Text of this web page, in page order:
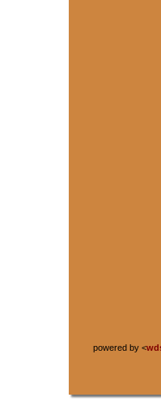
powered by <